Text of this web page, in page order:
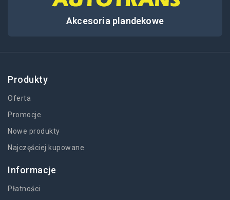
Akcesoria plandekowe
Produkty
Oferta
Promocje
Nowe produkty
Najczęściej kupowane
Informacje
Płatności